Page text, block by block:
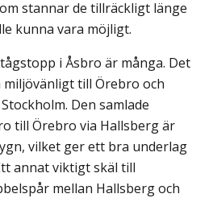
stannar de tillräckligt länge
kunna vara möjligt.
i Åsbro är många. Det
till Örebro och
Den samlade
till Örebro via Hallsberg är
vilket ger ett bra underlag
annat viktigt skäl till
mellan Hallsberg och